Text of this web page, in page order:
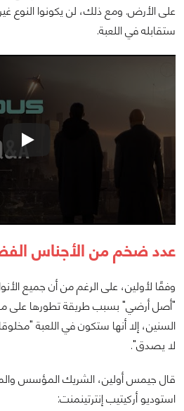
على الأرض. ومع ذلك، لن يكونوا النوع
ستقابله في اللعبة.
عدد ضخم من الأجناس
وفقًا لأولين، على الرغم من أن جميع
"أصل أرضي" بسبب طريقة تطورها على
السنين، إلا أنها ستكون في اللعبة
لا يصدق".
قال جيمس أولين، الشريك المؤسس
استوديو أركيتيب إنترتينمنت: